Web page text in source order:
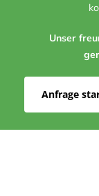
Unser
Anfrage